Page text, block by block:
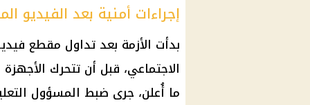
إجراءات أمنية بعد الفيديو
بدأت الأزمة بعد تداول مقطع
الاجتماعي، قبل أن تتحرك الأجهزة
ما أُعلن، جرى ضبط المسؤول